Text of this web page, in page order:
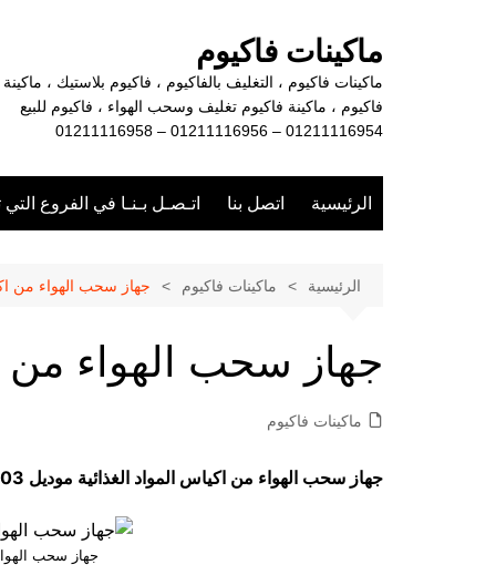
ماكينات فاكيوم
ماكينات فاكيوم ، التغليف بالفاكيوم ، فاكيوم بلاستيك ، ماكينة
فاكيوم ، ماكينة فاكيوم تغليف وسحب الهواء ، فاكيوم للبيع
01211116954 – 01211116956 – 01211116958
الرئيسية اتصل بنا اتـصـل بـنـا في الفروع
الرئيسية ماكينات فاكيوم جهاز سحب الهواء من
جهاز سحب الهواء من
ماكينات فاكيوم
جهاز سحب الهواء من اكياس المواد الغذائية موديل 603 ماركة مهندس منسي
جهاز سحب